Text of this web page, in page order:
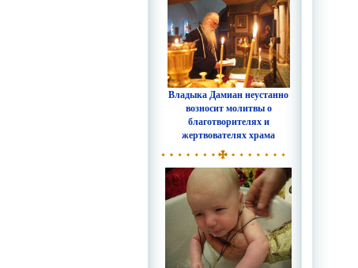
Владыка Дамиан неустанно
возносит молитвы о
благотворителях и
жертвователях храма